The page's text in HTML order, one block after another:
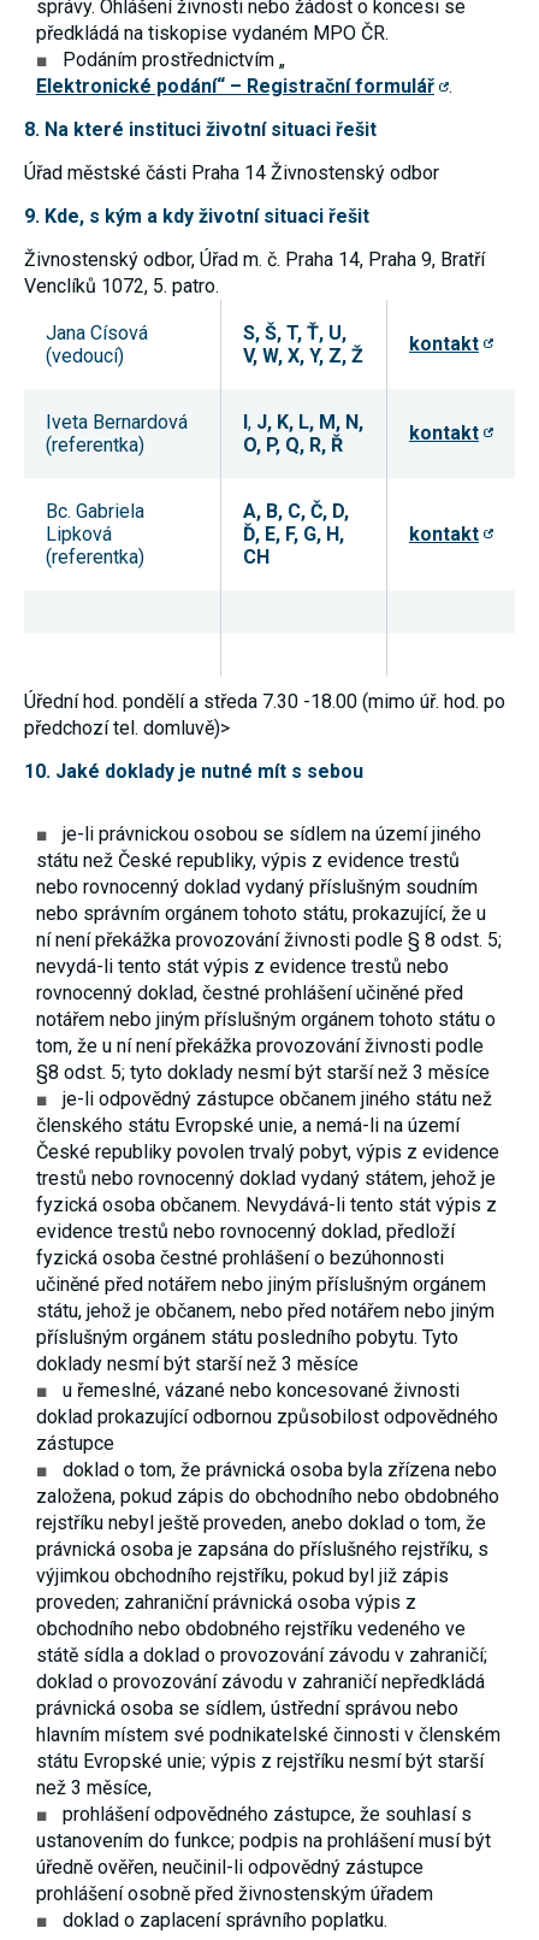
správy. Ohlášení živnosti nebo žádost o koncesi se
předkládá na tiskopise vydaném MPO ČR.
Podáním prostřednictvím „
Elektronické podání“ – Registrační formulář
.
8. Na které instituci životní situaci řešit
Úřad městské části Praha 14 Živnostenský odbor
9. Kde, s kým a kdy životní situaci řešit
Živnostenský odbor, Úřad m. č. Praha 14, Praha 9, Bratří
Venclíků 1072, 5. patro.
Jana Císová
(vedoucí)
S, Š, T, Ť, U,
V, W, X, Y, Z, Ž
kontakt
Iveta Bernardová
(referentka)
I, J, K, L, M, N,
O, P, Q, R, Ř
kontakt
Bc. Gabriela
Lipková
(referentka)
A, B, C, Č, D,
Ď, E, F, G, H,
CH
kontakt
Úřední hod. pondělí a středa 7.30 -18.00 (mimo úř. hod. po
předchozí tel. domluvě)>
10. Jaké doklady je nutné mít s sebou
je-li právnickou osobou se sídlem na území jiného
státu než České republiky, výpis z evidence trestů
nebo rovnocenný doklad vydaný příslušným soudním
nebo správním orgánem tohoto státu, prokazující, že u
ní není překážka provozování živnosti podle § 8 odst. 5;
nevydá-li tento stát výpis z evidence trestů nebo
rovnocenný doklad, čestné prohlášení učiněné před
notářem nebo jiným příslušným orgánem tohoto státu o
tom, že u ní není překážka provozování živnosti podle
§8 odst. 5; tyto doklady nesmí být starší než 3 měsíce
je-li odpovědný zástupce občanem jiného státu než
členského státu Evropské unie, a nemá-li na území
České republiky povolen trvalý pobyt, výpis z evidence
trestů nebo rovnocenný doklad vydaný státem, jehož je
fyzická osoba občanem. Nevydává-li tento stát výpis z
evidence trestů nebo rovnocenný doklad, předloží
fyzická osoba čestné prohlášení o bezúhonnosti
učiněné před notářem nebo jiným příslušným orgánem
státu, jehož je občanem, nebo před notářem nebo jiným
příslušným orgánem státu posledního pobytu. Tyto
doklady nesmí být starší než 3 měsíce
u řemeslné, vázané nebo koncesované živnosti
doklad prokazující odbornou způsobilost odpovědného
zástupce
doklad o tom, že právnická osoba byla zřízena nebo
založena, pokud zápis do obchodního nebo obdobného
rejstříku nebyl ještě proveden, anebo doklad o tom, že
právnická osoba je zapsána do příslušného rejstříku, s
výjimkou obchodního rejstříku, pokud byl již zápis
proveden; zahraniční právnická osoba výpis z
obchodního nebo obdobného rejstříku vedeného ve
státě sídla a doklad o provozování závodu v zahraničí;
doklad o provozování závodu v zahraničí nepředkládá
právnická osoba se sídlem, ústřední správou nebo
hlavním místem své podnikatelské činnosti v členském
státu Evropské unie; výpis z rejstříku nesmí být starší
než 3 měsíce,
prohlášení odpovědného zástupce, že souhlasí s
ustanovením do funkce; podpis na prohlášení musí být
úředně ověřen, neučinil-li odpovědný zástupce
prohlášení osobně před živnostenským úřadem
doklad o zaplacení správního poplatku.
opatření.
Personalizované
Používáme rovněž
další technologie,
abychom
webové stránky
našich návštěvníků.
Reklamní
cookies
nebo naši partneři,
abychom Vám
mohli zobrazit
našich stránkách,
tak na stránkách
není zpravidla
identifikace Vaší
osoby, protože jsou
údaje. Pokud
nevyjádříte
souhlas, nebudete
příjemcem obsahů
a reklam
přizpůsobených
Vašim zájmům.